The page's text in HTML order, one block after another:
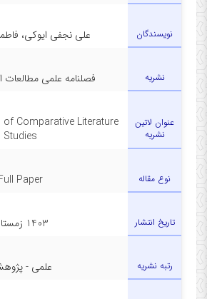
نویسندگان علی نجفی ایوکی،
نشریه فصلنامه علمی مطالعات
عنوان لاتين
نشریه
Comparative Literature
Studies
نوع مقاله Paper
تاریخ انتشار 1403 زمستان
رتبه نشریه علمی -